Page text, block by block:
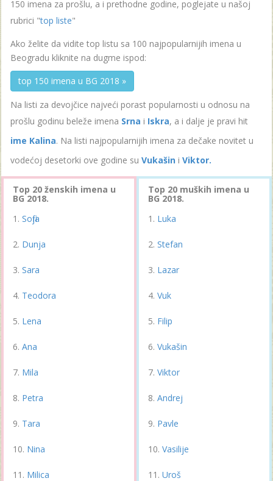
150 imena za prošlu, a i prethodne godine, poglejate u našoj
rubrici "top liste"
Ako želite da vidite top listu sa 100 najpopularnijih imena u
Beogradu kliknite na dugme ispod:
top 150 imena u BG 2018 »
Na listi za devojčice najveći porast popularnosti u odnosu na
prošlu godinu beleže imena Srna i Iskra, a i dalje je pravi hit
ime Kalina. Na listi najpopularnijih imena za dečake novitet u
vodećoj desetorki ove godine su Vukašin i Viktor.
Top 20 ženskih imena u
BG 2018.
Sofija
Dunja
Sara
Teodora
Lena
Ana
Mila
Petra
Tara
Nina
Milica
Top 20 muških imena u
BG 2018.
Luka
Stefan
Lazar
Vuk
Filip
Vukašin
Viktor
Andrej
Pavle
Vasilije
Uroš